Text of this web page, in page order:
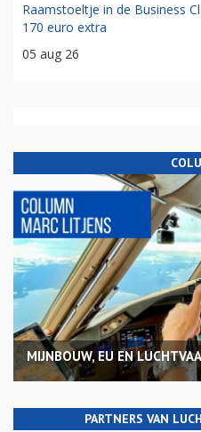
Raamstoeltje in de Business
170 euro extra
05 aug 26
MIJNBOUW, EU EN
PARTNERS VAN